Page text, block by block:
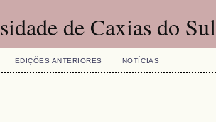
de Caxias do Sul
EDIÇÕES ANTERIORES NOTÍCIAS